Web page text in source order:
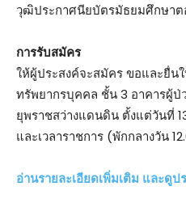
วุฒิประกาศนียบัตรมัธยมศึกษา
การรับสมัคร
ให้ผู้ประสงค์จะสมัคร ขอและยื่น
ทรัพยากรบุคคล ชั้น 3 อาคารผู้ป่
ยุพราชสว่างแดนดิน ตั้งแต่วันที่
และเวลาราชการ (พักกลางวัน
อ่านรายละเอียดเพิ่มเติม และดู